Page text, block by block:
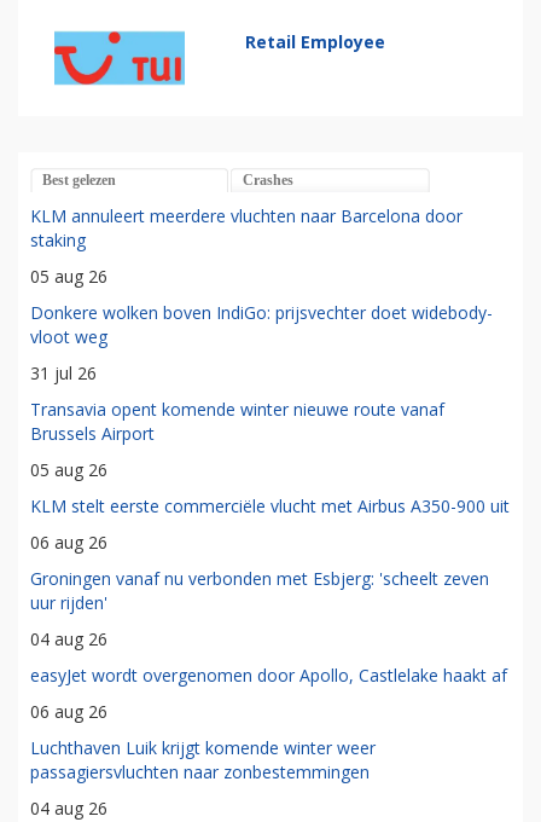
Retail Employee
Best gelezen Crashes
KLM annuleert meerdere vluchten naar Barcelona door
staking
05 aug 26
Donkere wolken boven IndiGo: prijsvechter doet widebody-
vloot weg
31 jul 26
Transavia opent komende winter nieuwe route vanaf
Brussels Airport
05 aug 26
KLM stelt eerste commerciële vlucht met Airbus A350-900 uit
06 aug 26
Groningen vanaf nu verbonden met Esbjerg: 'scheelt zeven
uur rijden'
04 aug 26
easyJet wordt overgenomen door Apollo, Castlelake haakt af
06 aug 26
Luchthaven Luik krijgt komende winter weer
passagiersvluchten naar zonbestemmingen
04 aug 26